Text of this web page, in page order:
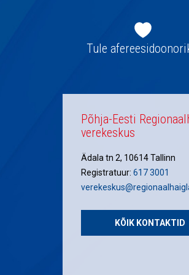
navigatsioon
Tule
Põhja-Eesti
verekeskus
Ädala tn 2, 10614 Tallinn
Registratuur: 617 3001
KÕIK KONTAKTID